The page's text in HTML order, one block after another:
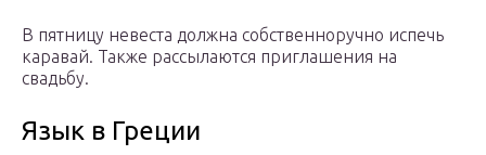
В пятницу невеста должна собственноручно испечь
каравай. Также рассылаются приглашения на
свадьбу.
Язык в Греции